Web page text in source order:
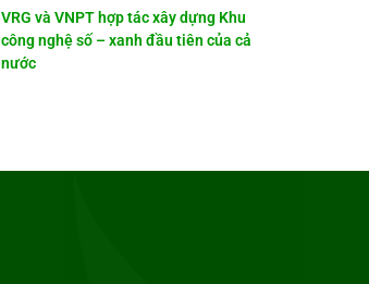
VRG và VNPT hợp tác xây dựng Khu
công nghệ số – xanh đầu tiên của cả
nước